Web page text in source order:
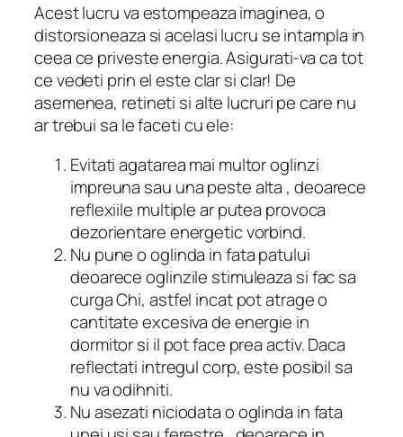
Acest lucru va estompeaza imaginea, o
distorsioneaza si acelasi lucru se intampla in
ceea ce priveste energia. Asigurati-va ca tot
ce vedeti prin el este clar si clar! De
asemenea, retineti si alte lucruri pe care nu
ar trebui sa le faceti cu ele:
Evitati agatarea mai multor oglinzi
impreuna sau una peste alta , deoarece
reflexiile multiple ar putea provoca
dezorientare energetic vorbind.
Nu pune o oglinda in fata patului
deoarece oglinzile stimuleaza si fac sa
curga Chi, astfel incat pot atrage o
cantitate excesiva de energie in
dormitor si il pot face prea activ. Daca
reflectati intregul corp, este posibil sa
nu va odihniti.
Nu asezati niciodata o oglinda in fata